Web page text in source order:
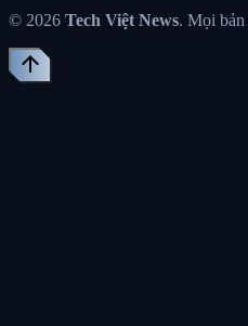
© 2026 Tech Việt News. Mọi
arrow_upward